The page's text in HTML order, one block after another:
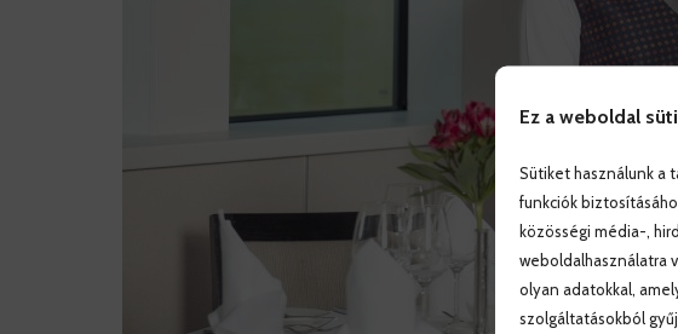
Ez a weboldal
Sütiket használunk a
funkciók
közösségi média-,
weboldalhasználatra
olyan adatokkal,
szolgáltatásokból